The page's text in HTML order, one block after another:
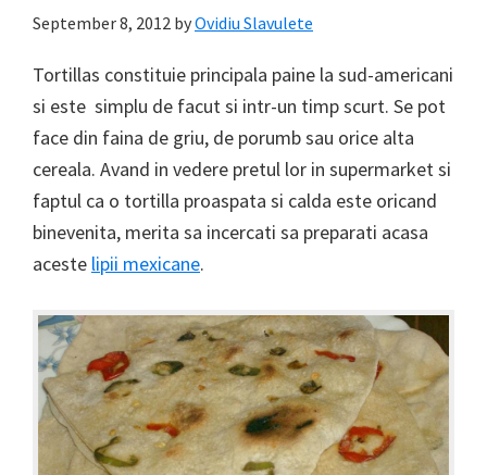
September 8, 2012 byOvidiu Slavulete
Tortillas constituie principala paine la sud-americani
si este simplu de facut si intr-un timp scurt. Se pot
face din faina de griu, de porumb sau orice alta
cereala. Avand in vedere pretul lor in supermarket si
faptul ca o tortilla proaspata si calda este oricand
binevenita, merita sa incercati sa preparati acasa
aceste lipii mexicane.